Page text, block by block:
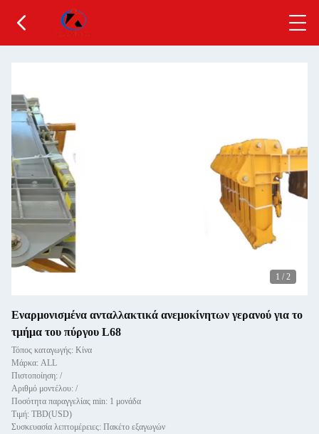
1 / 2
Εναρμονισμένα ανταλλακτικά ανεμοκίνητων γερανού για το
τμήμα του πύργου L68
Τόπος καταγωγής: Κίνα
Μάρκα: ALL
Πιστοποίηση: /
Αριθμό μοντέλου: /
Ποσότητα παραγγελίας min: 1 μονάδα
Τιμή: TBD(USD)
Συσκευασία λεπτομέρειες: Πακέτο εξαγωγών